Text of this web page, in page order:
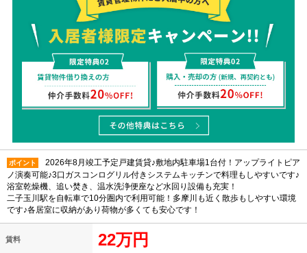
ポイント
2026年8月竣工予定戸建賃貸♪敷地内駐車場1台付！アップライトピア
ノ演奏可能♪3口ガスコンログリル付きシステムキッチンで料理もしやすいです♪
浴室乾燥機、追い焚き、温水洗浄便座など水回り設備も充実！
二子玉川駅を自転車で10分圏内で利用可能！多摩川も近く散歩もしやすい環境
です♪各居室に収納があり荷物が多くても安心です！
賃料 22万円